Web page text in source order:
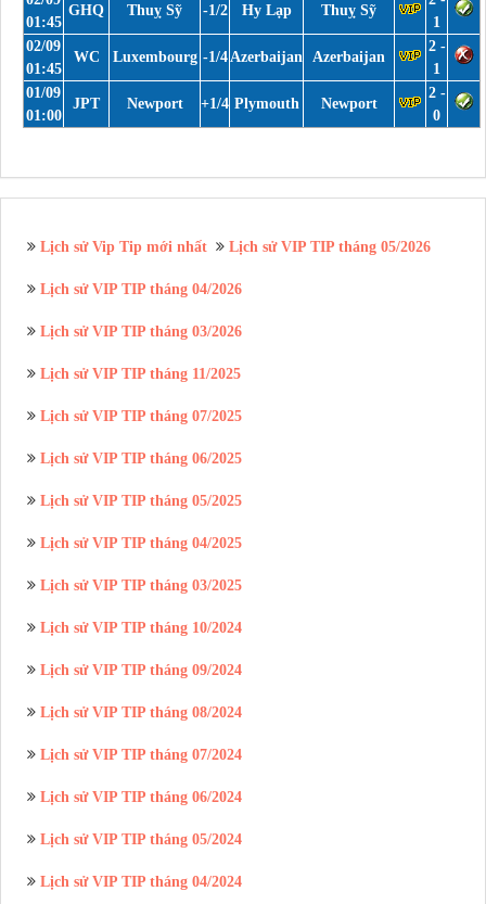
01:45
GHQ Thuỵ Sỹ -1/2 Hy Lạp Thuỵ Sỹ
1
02/09
01:45
WC Luxembourg -1/4Azerbaijan Azerbaijan
2 -
1
01/09
01:00
JPT Newport +1/4 Plymouth Newport
2 -
0
Lịch sử Vip Tip mới nhất Lịch sử VIP TIP tháng 05/2026
Lịch sử VIP TIP tháng 04/2026
Lịch sử VIP TIP tháng 03/2026
Lịch sử VIP TIP tháng 11/2025
Lịch sử VIP TIP tháng 07/2025
Lịch sử VIP TIP tháng 06/2025
Lịch sử VIP TIP tháng 05/2025
Lịch sử VIP TIP tháng 04/2025
Lịch sử VIP TIP tháng 03/2025
Lịch sử VIP TIP tháng 10/2024
Lịch sử VIP TIP tháng 09/2024
Lịch sử VIP TIP tháng 08/2024
Lịch sử VIP TIP tháng 07/2024
Lịch sử VIP TIP tháng 06/2024
Lịch sử VIP TIP tháng 05/2024
Lịch sử VIP TIP tháng 04/2024